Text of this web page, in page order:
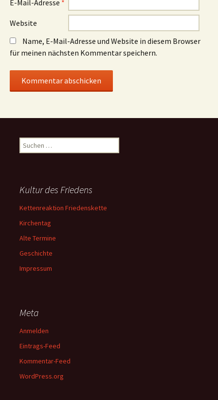
E-Mail-Adresse *
Website
Name, E-Mail-Adresse und Website in diesem Browser
für meinen nächsten Kommentar speichern.
Suchen
nach:
Kultur des Friedens
Kettenreaktion Friedenskette
Kirchentag
Alte Termine
Geschichte
Impressum
Meta
Anmelden
Eintrags-Feed
Kommentar-Feed
WordPress.org